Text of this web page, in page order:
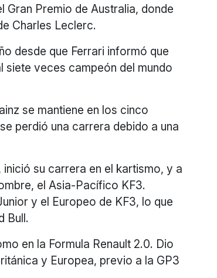
Gran Premio de Australia, donde
Charles Leclerc.
desde que Ferrari informó que
veces campeón del mundo
se mantiene en los cinco
perdió una carrera debido a una
su carrera en el kartismo, y a
el Asia-Pacífico KF3.
y el Europeo de KF3, lo que
Bull.
en la Formula Renault 2.0. Dio
y Europea, previo a la GP3